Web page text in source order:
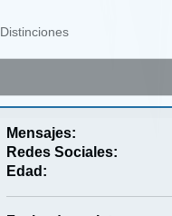
Distinciones
Mensajes:
Redes Sociales:
Edad: